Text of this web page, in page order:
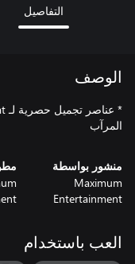
التفاصيل
الوصف
المرآب
منشور بواسطة
Maximum
Entertainment
العب باستخدام